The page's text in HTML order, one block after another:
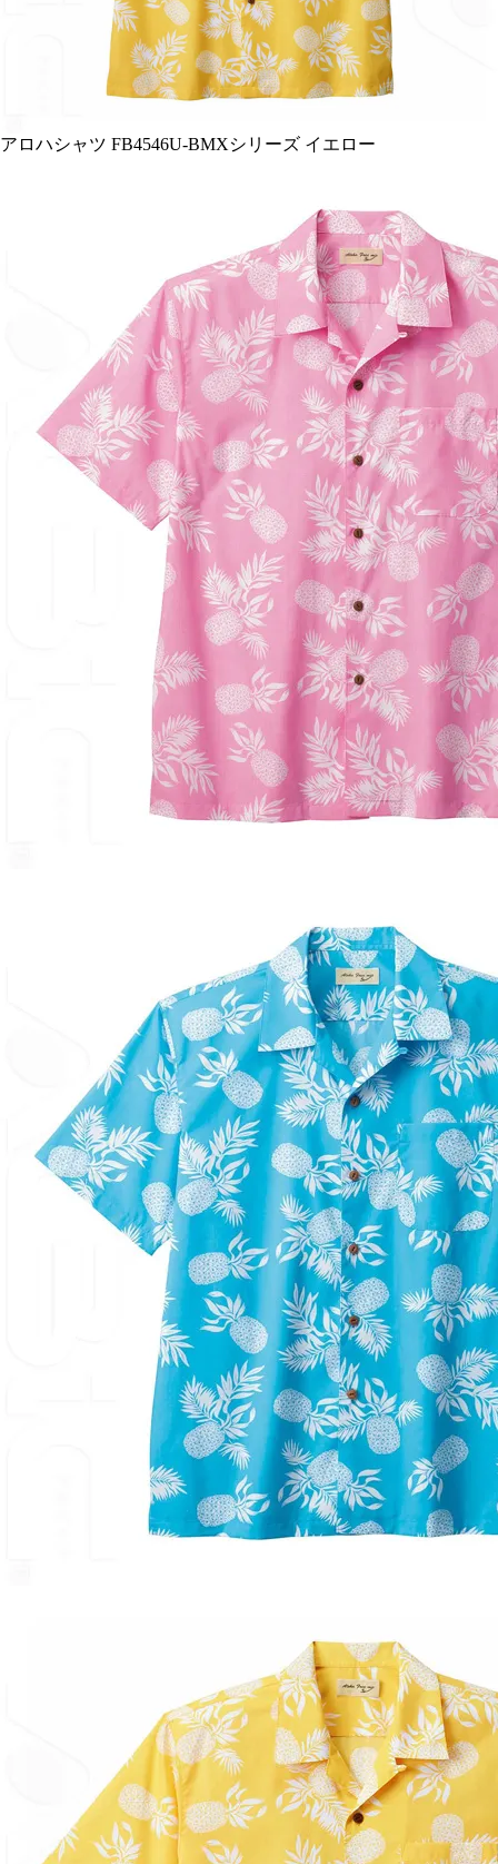
アロハシャツ FB4546U-BMXシリーズ イエロー